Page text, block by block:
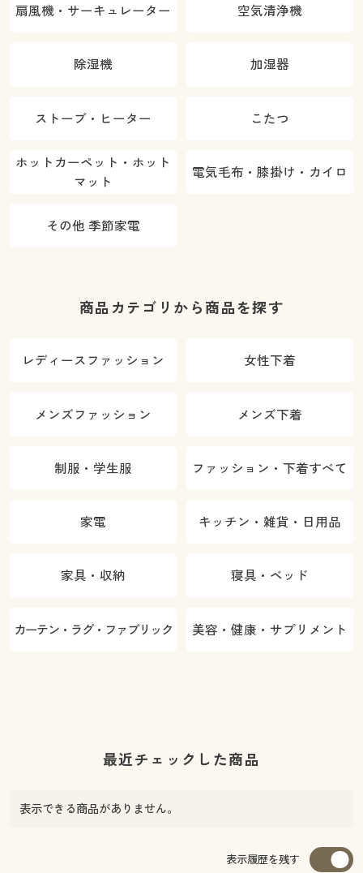
扇風機・サーキュレーター 空気清浄機
除湿機 加湿器
ストーブ・ヒーター こたつ
ホットカーペット・ホット
マット
電気毛布・膝掛け・カイロ
その他 季節家電
商品カテゴリから商品を探す
レディースファッション 女性下着
メンズファッション メンズ下着
制服・学生服 ファッション・下着すべて
家電 キッチン・雑貨・日用品
家具・収納 寝具・ベッド
カーテン・ラグ・ファブリック 美容・健康・サプリメント
最近チェックした商品
表示できる商品がありません。
表示履歴を残す